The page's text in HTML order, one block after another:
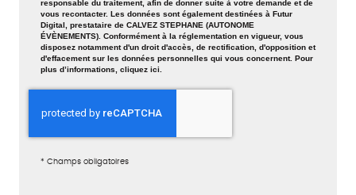
responsable du traitement, afin de donner suite à votre demande et de
vous recontacter. Les données sont également destinées à Futur
Digital, prestataire de CALVEZ STEPHANE (AUTONOME
ÉVÈNEMENTS). Conformément à la réglementation en vigueur, vous
disposez notamment d'un droit d'accès, de rectification, d'opposition et
d'effacement sur les données personnelles qui vous concernent. Pour
plus d’informations, cliquez ici.
* Champs obligatoires